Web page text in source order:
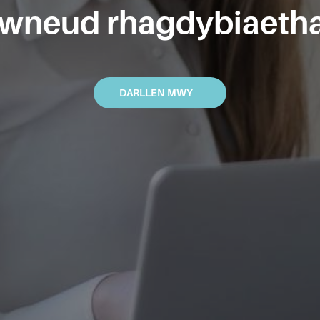
DARLLEN MWY